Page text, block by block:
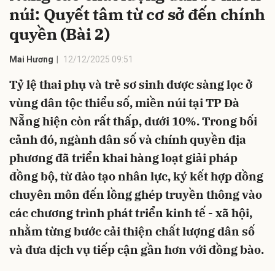
núi: Quyết tâm từ cơ sở đến chính
quyền (Bài 2)
Mai Hương 12/12/2025 09:51
Tỷ lệ thai phụ và trẻ sơ sinh được sàng lọc ở
vùng dân tộc thiểu số, miền núi tại TP Đà
Nẵng hiện còn rất thấp, dưới 10%. Trong bối
cảnh đó, ngành dân số và chính quyền địa
phương đã triển khai hàng loạt giải pháp
đồng bộ, từ đào tạo nhân lực, ký kết hợp đồng
chuyên môn đến lồng ghép truyền thông vào
các chương trình phát triển kinh tế - xã hội,
nhằm từng bước cải thiện chất lượng dân số
và đưa dịch vụ tiếp cận gần hơn với đồng bào.